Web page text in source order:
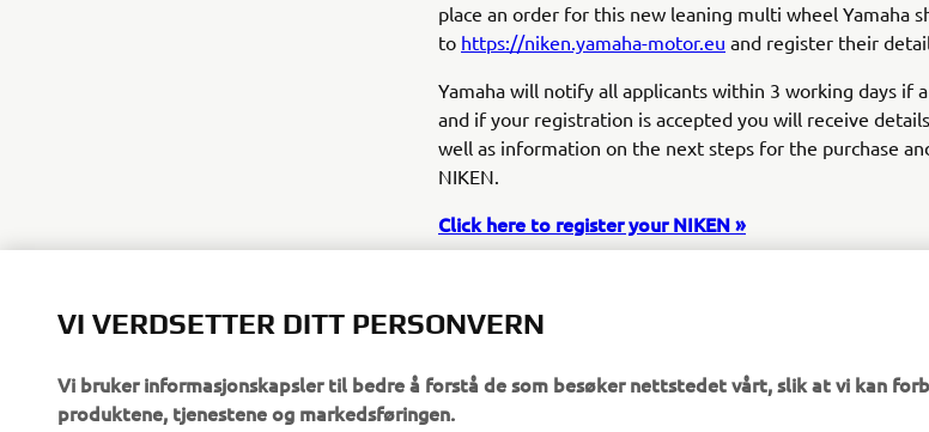
place an order for this new leaning multi wheel Yamaha
to https://niken.yamaha-motor.eu and register their
Yamaha will notify all applicants within 3 working days if
and if your registration is accepted you will receive
well as information on the next steps for the purchase
NIKEN.
Click here to register your NIKEN »
VI VERDSETTER DITT PERSONVERN
Vi bruker informasjonskapsler til bedre å forstå de som besøker nettstedet vårt, slik at vi kan
produktene, tjenestene og markedsføringen.